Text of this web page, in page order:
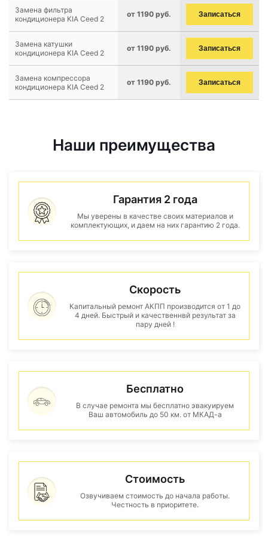
Замена фильтра
кондиционера KIA Ceed 2
от 1190 руб. Записаться
Замена катушки
кондиционера KIA Ceed 2
от 1190 руб. Записаться
Замена компрессора
кондиционера KIA Ceed 2
от 1190 руб. Записаться
Наши преимущества
Гарантия 2 года
Мы уверены в качестве своих материалов и
комплектующих, и даем на них гарантию 2 года.
Скорость
Капитальный ремонт АКПП производится от 1 до
4 дней. Быстрый и качественнвй результат за
пару дней !
Бесплатно
В случае ремонта мы бесплатно эвакуируем
Ваш автомобиль до 50 км. от МКАД-а
Стоимость
Озвучиваем стоимость до начала работы.
Честность в приоритете.